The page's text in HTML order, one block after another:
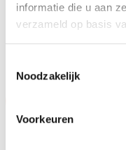
informatie die u aan
verzameld op basis
Noodzakelijk
Voorkeuren
GERELATEERDE